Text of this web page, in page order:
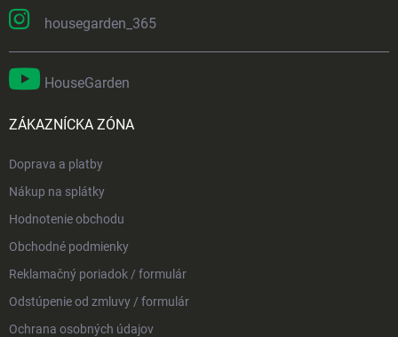
housegarden_365
HouseGarden
ZÁKAZNÍCKA ZÓNA
Doprava a platby
Nákup na splátky
Hodnotenie obchodu
Obchodné podmienky
Reklamačný poriadok / formulár
Odstúpenie od zmluvy / formulár
Ochrana osobných údajov